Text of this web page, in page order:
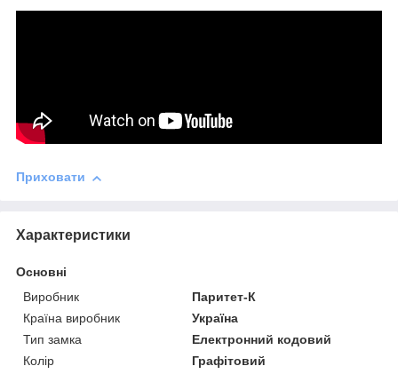
Приховати
Характеристики
Основні
Виробник
Паритет-К
Країна виробник
Україна
Тип замка
Електронний кодовий
Колір
Графітовий